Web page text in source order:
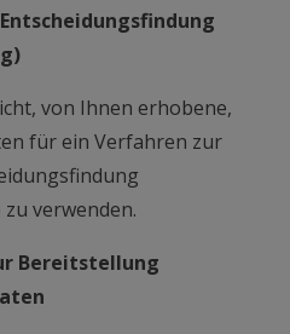
von Ihnen erhobene,
für ein Verfahren zur
verwenden.
Bereitstellung